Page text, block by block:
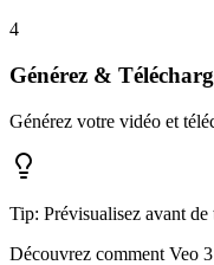
4
Générez &
Générez votre vidéo et
Tip: Prévisualisez avant
Découvrez comment Veo